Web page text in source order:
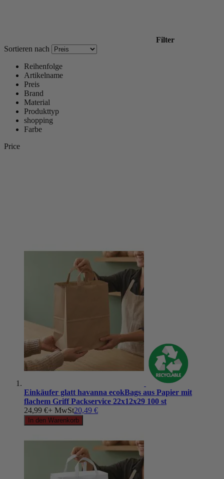
Filter
Sortieren nach
Reihenfolge
Artikelname
Preis
Brand
Material
Produkttyp
shopping
Farbe
Price
Einkäufer glatt havanna ecokBags aus Papier mit
flachem Griff Packservice 22x12x29 100 st
24,99 €+ MwSt20,49 €
In den Warenkorb